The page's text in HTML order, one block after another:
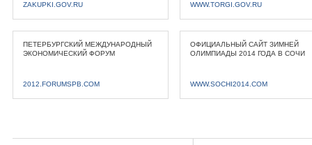
ZAKUPKI.GOV.RU WWW.TORGI.GOV.RU
ПЕТЕРБУРГСКИЙ МЕЖДУНАРОДНЫЙ
ЭКОНОМИЧЕСКИЙ ФОРУМ
2012.FORUMSPB.COM
ОФИЦИАЛЬНЫЙ САЙТ ЗИМНЕЙ
ОЛИМПИАДЫ 2014 ГОДА В СОЧИ
WWW.SOCHI2014.COM